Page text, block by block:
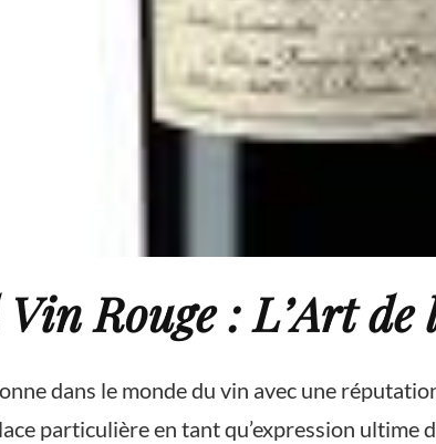
Rouge : L’Art
dans le monde du vin avec une
particulière en tant qu’expression